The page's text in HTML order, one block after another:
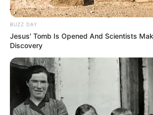
BUZZ DAY
Jesus' Tomb Is Opened And Scientists
Discovery